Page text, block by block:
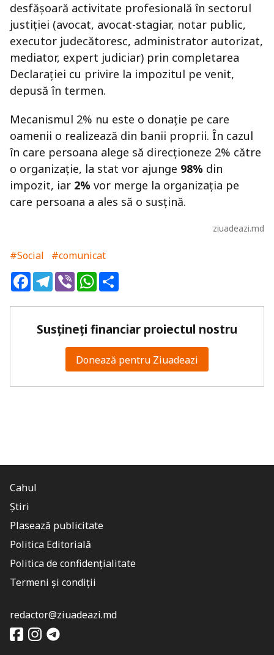
desfășoară activitate profesională în sectorul
justiției (avocat, avocat-stagiar, notar public,
executor judecătoresc, administrator autorizat,
mediator, expert judiciar) prin completarea
Declarației cu privire la impozitul pe venit,
depusă în termen.
Mecanismul 2% nu este o donație pe care
oamenii o realizează din banii proprii. În cazul
în care persoana alege să direcționeze 2% către
o organizație, la stat vor ajunge 98% din
impozit, iar 2% vor merge la organizația pe
care persoana a ales să o susțină.
ziuadeazi.md
#Social
#comunicat
FacebookTelegram
ViberWhatsApp
Susțineți financiar proiectul nostru
Donează pentru Ziuadeazi
Cahul
Știri
Plasează publicitate
Politica Editorială
Politica de confidențialitate
Termeni și condiții
redactor@ziuadeazi.md